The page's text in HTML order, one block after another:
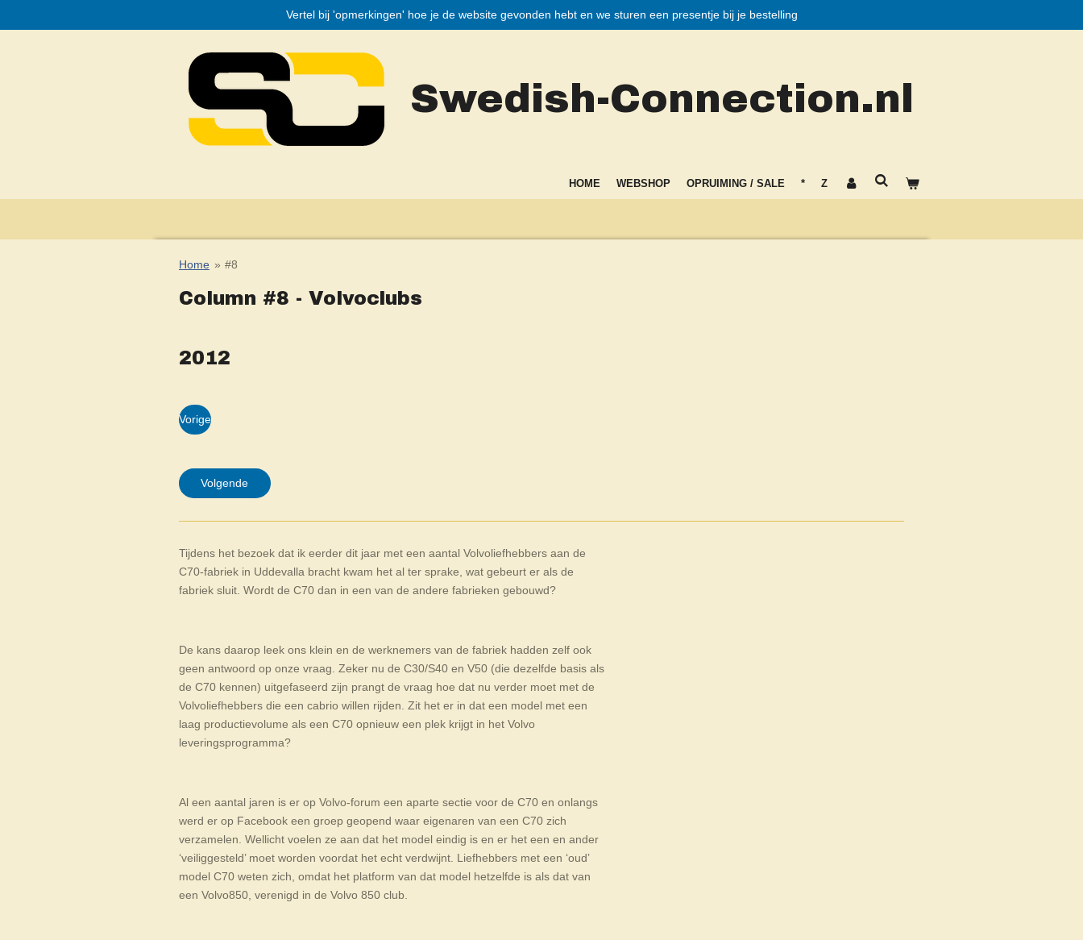
Vertel bij 'opmerkingen' hoe je de website gevonden hebt en we sturen een presentje bij je bestelling
Swedish-Connection.nl
HOME WEBSHOP OPRUIMING / SALE * Z
Home » #8
Column #8 - Volvoclubs
2012
Vorige
Volgende
Tijdens het bezoek dat ik eerder dit jaar met een aantal Volvoliefhebbers aan de
C70-fabriek in Uddevalla bracht kwam het al ter sprake, wat gebeurt er als de
fabriek sluit. Wordt de C70 dan in een van de andere fabrieken gebouwd?
De kans daarop leek ons klein en de werknemers van de fabriek hadden zelf ook
geen antwoord op onze vraag. Zeker nu de C30/S40 en V50 (die dezelfde basis als
de C70 kennen) uitgefaseerd zijn prangt de vraag hoe dat nu verder moet met de
Volvoliefhebbers die een cabrio willen rijden. Zit het er in dat een model met een
laag productievolume als een C70 opnieuw een plek krijgt in het Volvo
leveringsprogramma?
Al een aantal jaren is er op Volvo-forum een aparte sectie voor de C70 en onlangs
werd er op Facebook een groep geopend waar eigenaren van een C70 zich
verzamelen. Wellicht voelen ze aan dat het model eindig is en er het een en ander
‘veiliggesteld’ moet worden voordat het echt verdwijnt. Liefhebbers met een ‘oud’
model C70 weten zich, omdat het platform van dat model hetzelfde is als dat van
een Volvo850, verenigd in de Volvo 850 club.